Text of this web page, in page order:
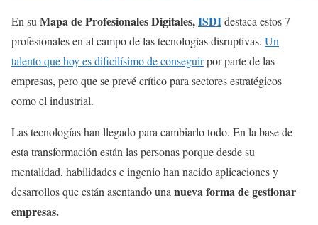
En suMapa de Profesionales Digitales,ISDIdestaca estos 7
profesionales en al campo de las tecnologías disruptivas. Un
talento que hoy es dificilísimo de conseguirpor parte de las
empresas, pero que se prevé crítico para sectores estratégicos
como el industrial.
Las tecnologías han llegado para cambiarlo todo. En la base de
esta transformación están las personas porque desde su
mentalidad, habilidades e ingenio han nacido aplicaciones y
desarrollos que están asentando unanueva forma de gestionar
empresas.